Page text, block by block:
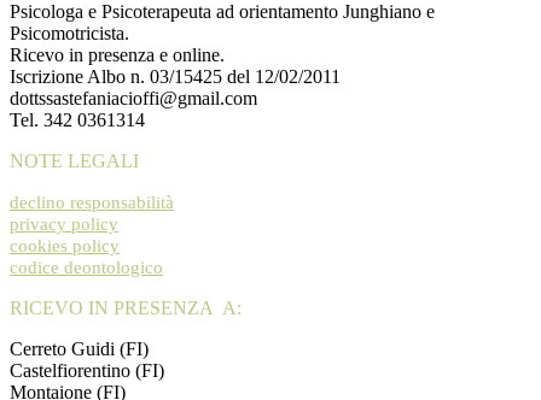
Psicologa e Psicoterapeuta ad orientamento Junghiano e
Psicomotricista.
Ricevo in presenza e online.
Iscrizione Albo n. 03/15425 del 12/02/2011
dottssastefaniacioffi@gmail.com
Tel. 342 0361314
NOTE LEGALI
declino responsabilità
privacy policy
cookies policy
codice deontologico
RICEVO IN PRESENZA A:
Cerreto Guidi (FI)
Castelfiorentino (FI)
Montaione (FI)